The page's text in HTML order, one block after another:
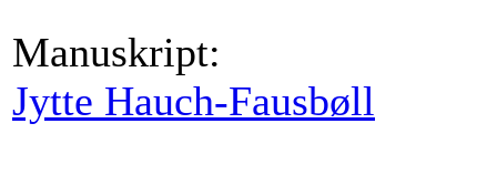
Manuskript:
Jytte Hauch-Fausbøll